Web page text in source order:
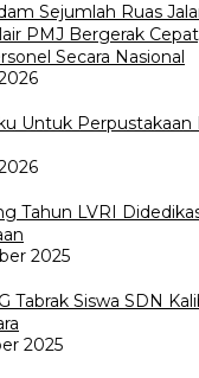
Sejumlah Ruas
PMJ Bergerak
Secara Nasional
Untuk Perpustakaan
Tahun LVRI
2025
Tabrak Siswa SDN
2025